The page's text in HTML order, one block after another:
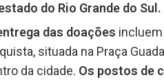
do Rio Grande do Sul.
das doações incluem
situada na Praça
da cidade. Os postos de